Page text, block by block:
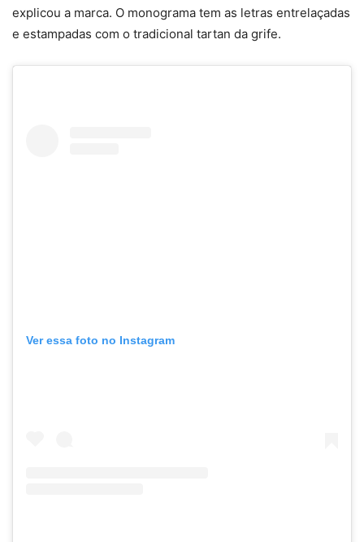
explicou a marca. O monograma tem as letras entrelaçadas
e estampadas com o tradicional tartan da grife.
Ver essa foto no Instagram